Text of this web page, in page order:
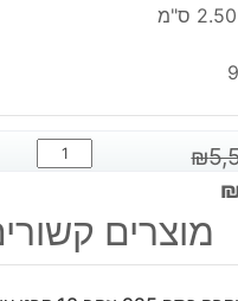
₪
המחיר
הנוכחי
הוא:
כמות
של
ושרשרת
זהב
מוצרים